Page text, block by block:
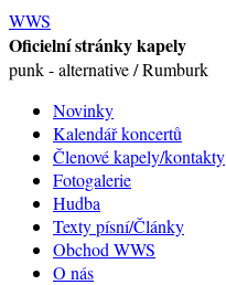
WWS
Oficielní stránky kapely
punk - alternative / Rumburk
Novinky
Kalendář koncertů
Členové kapely/kontakty
Fotogalerie
Hudba
Texty písní/Články
Obchod WWS
O nás